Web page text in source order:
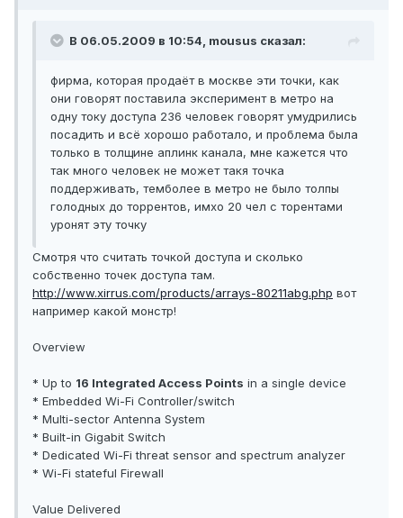
В 06.05.2009 в 10:54, mousus сказал:
фирма, которая продаёт в москве эти точки, как
они говорят поставила эксперимент в метро на
одну току доступа 236 человек говорят умудрились
посадить и всё хорошо работало, и проблема была
только в толщине аплинк канала, мне кажется что
так много человек не может такя точка
поддерживать, темболее в метро не было толпы
голодных до торрентов, имхо 20 чел с торентами
уронят эту точку
Смотря что считать точкой доступа и сколько
собственно точек доступа там.
http://www.xirrus.com/products/arrays-80211abg.php вот
например какой монстр!
Overview
* Up to 16 Integrated Access Points in a single device
* Embedded Wi-Fi Controller/switch
* Multi-sector Antenna System
* Built-in Gigabit Switch
* Dedicated Wi-Fi threat sensor and spectrum analyzer
* Wi-Fi stateful Firewall
Value Delivered